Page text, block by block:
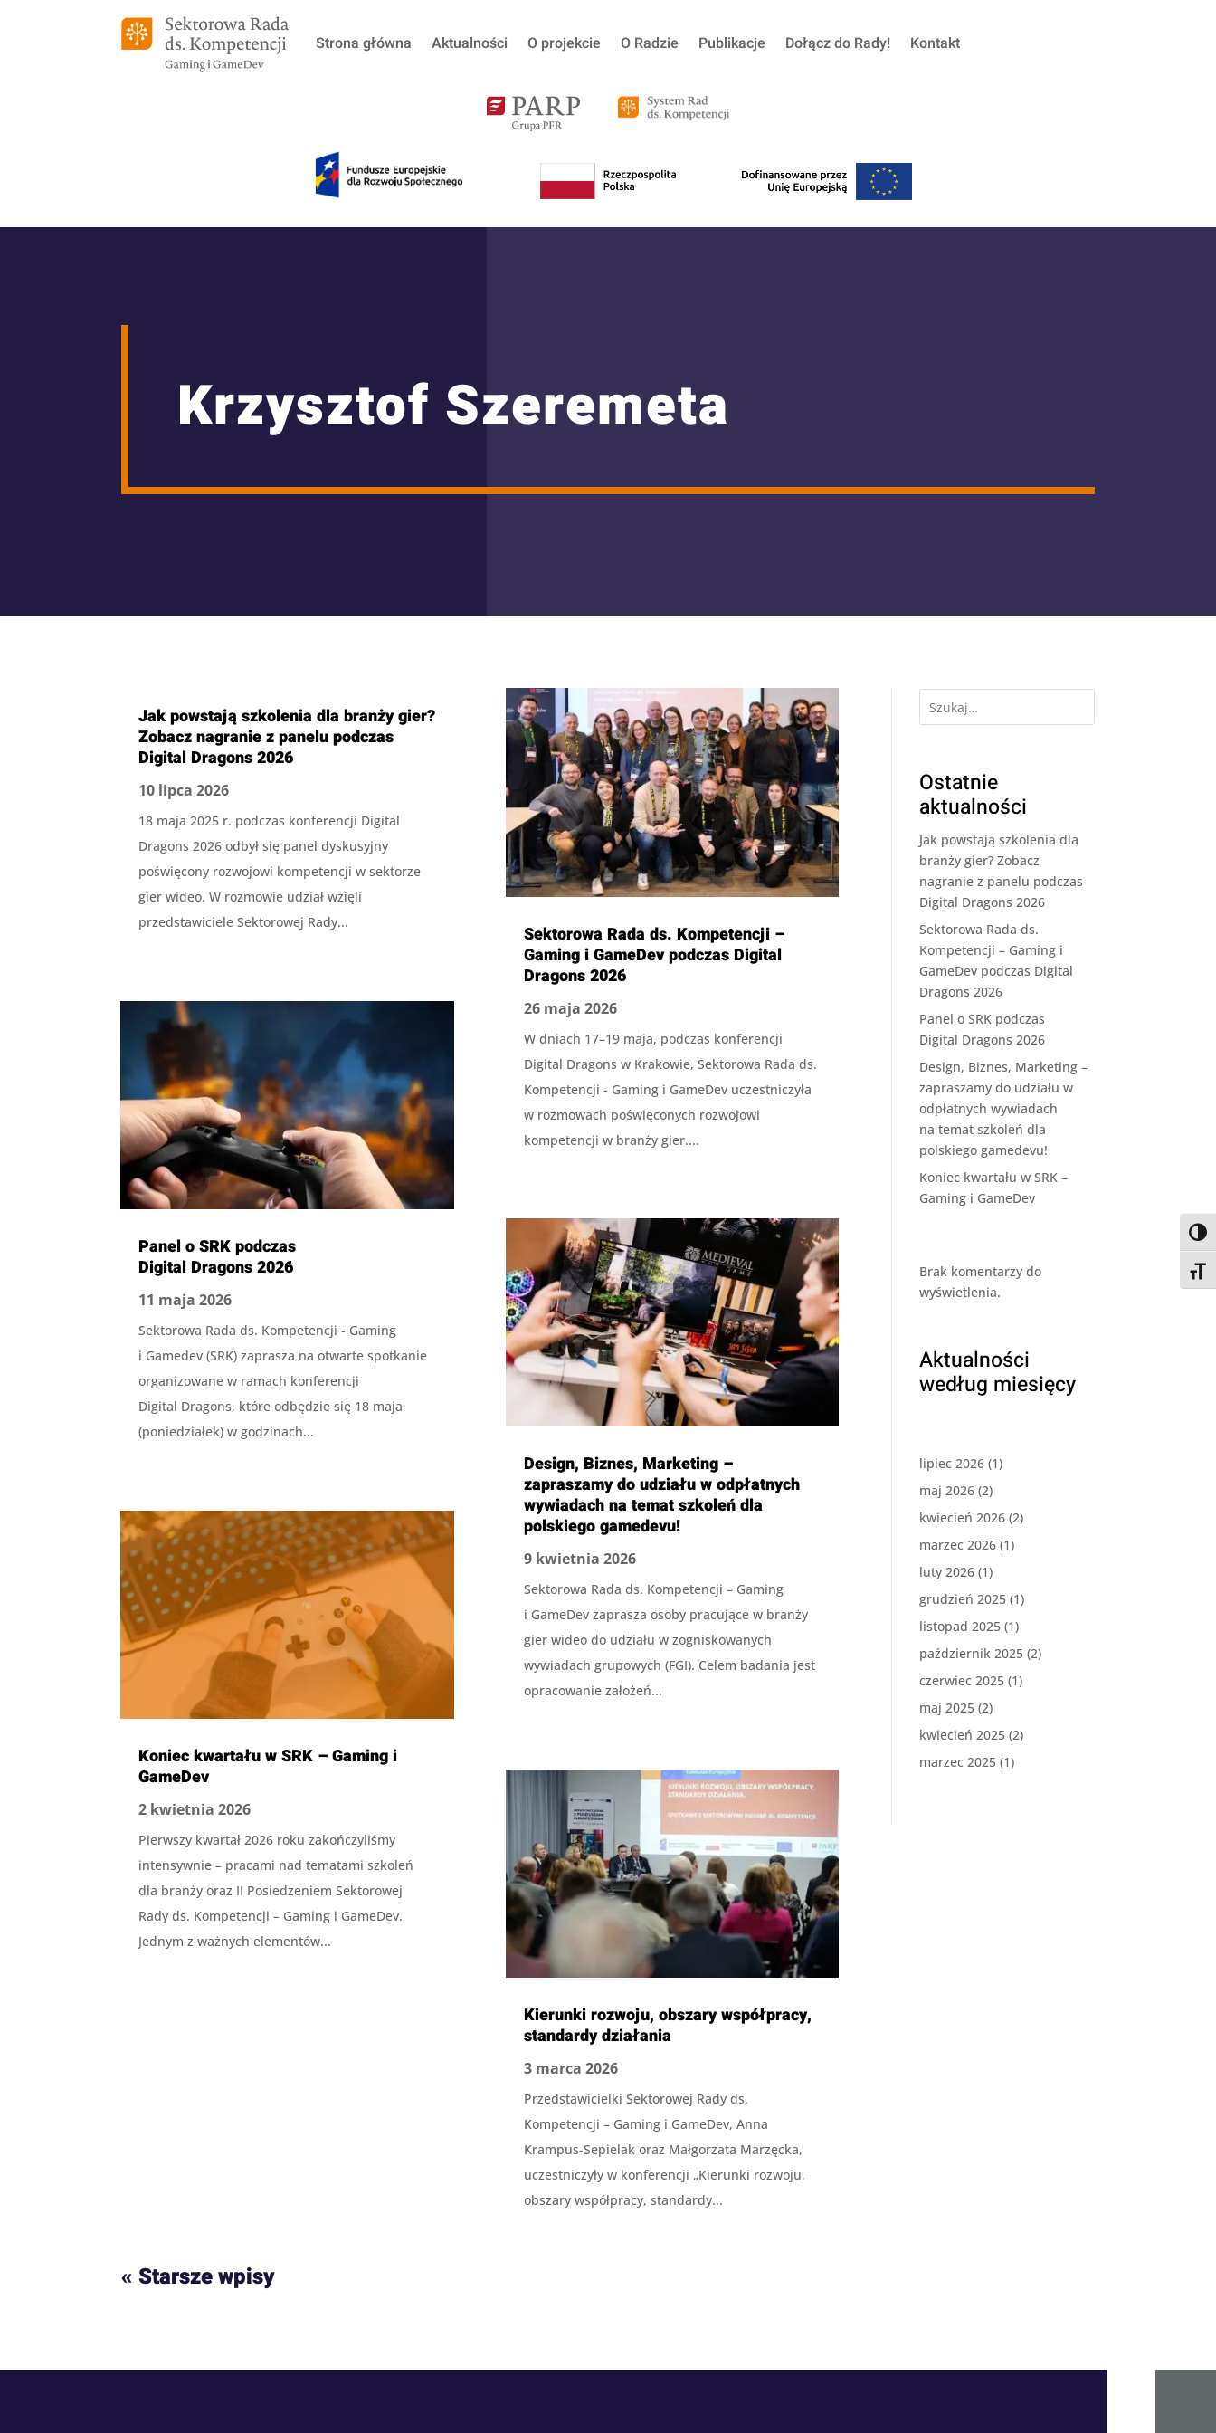
Strona główna Aktualności O projekcie O Radzie Publikacje Dołącz do Rady! Kontakt
Krzysztof Szeremeta
Jak powstają szkolenia dla branży gier?
Zobacz nagranie z panelu podczas
Digital Dragons 2026
10 lipca 2026
18 maja 2025 r. podczas konferencji Digital
Dragons 2026 odbył się panel dyskusyjny
poświęcony rozwojowi kompetencji w sektorze
gier wideo. W rozmowie udział wzięli
przedstawiciele Sektorowej Rady...
Panel o SRK podczas
Digital Dragons 2026
11 maja 2026
Sektorowa Rada ds. Kompetencji - Gaming
i Gamedev (SRK) zaprasza na otwarte spotkanie
organizowane w ramach konferencji
Digital Dragons, które odbędzie się 18 maja
(poniedziałek) w godzinach...
Koniec kwartału w SRK – Gaming i
GameDev
2 kwietnia 2026
Pierwszy kwartał 2026 roku zakończyliśmy
intensywnie – pracami nad tematami szkoleń
dla branży oraz II Posiedzeniem Sektorowej
Rady ds. Kompetencji – Gaming i GameDev.
Jednym z ważnych elementów...
Sektorowa Rada ds. Kompetencji –
Gaming i GameDev podczas Digital
Dragons 2026
26 maja 2026
W dniach 17–19 maja, podczas konferencji
Digital Dragons w Krakowie, Sektorowa Rada ds.
Kompetencji - Gaming i GameDev uczestniczyła
w rozmowach poświęconych rozwojowi
kompetencji w branży gier....
Design, Biznes, Marketing –
zapraszamy do udziału w odpłatnych
wywiadach na temat szkoleń dla
polskiego gamedevu!
9 kwietnia 2026
Sektorowa Rada ds. Kompetencji – Gaming
i GameDev zaprasza osoby pracujące w branży
gier wideo do udziału w zogniskowanych
wywiadach grupowych (FGI). Celem badania jest
opracowanie założeń...
Kierunki rozwoju, obszary współpracy,
standardy działania
3 marca 2026
Przedstawicielki Sektorowej Rady ds.
Kompetencji – Gaming i GameDev, Anna
Krampus-Sepielak oraz Małgorzata Marzęcka,
uczestniczyły w konferencji „Kierunki rozwoju,
obszary współpracy, standardy...
« Starsze wpisy
Ostatnie
aktualności
Jak powstają szkolenia dla
branży gier? Zobacz
nagranie z panelu podczas
Digital Dragons 2026
Sektorowa Rada ds.
Kompetencji – Gaming i
GameDev podczas Digital
Dragons 2026
Panel o SRK podczas
Digital Dragons 2026
Design, Biznes, Marketing –
zapraszamy do udziału w
odpłatnych wywiadach
na temat szkoleń dla
polskiego gamedevu!
Koniec kwartału w SRK –
Gaming i GameDev
Brak komentarzy do
wyświetlenia.
Aktualności
według miesięcy
lipiec 2026 (1)
maj 2026 (2)
kwiecień 2026 (2)
marzec 2026 (1)
luty 2026 (1)
grudzień 2025 (1)
listopad 2025 (1)
październik 2025 (2)
czerwiec 2025 (1)
maj 2025 (2)
kwiecień 2025 (2)
marzec 2025 (1)